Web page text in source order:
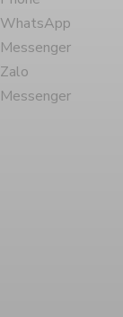
WhatsApp
Messenger
Zalo
Messenger